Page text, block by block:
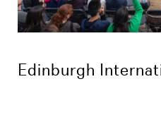
Edinburgh